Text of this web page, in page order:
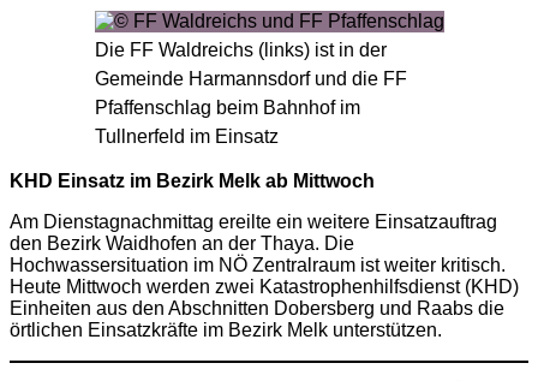
Die FF Waldreichs (links) ist in der
Gemeinde Harmannsdorf und die FF
Pfaffenschlag beim Bahnhof im
Tullnerfeld im Einsatz
KHD Einsatz im Bezirk Melk ab Mittwoch
Am Dienstagnachmittag ereilte ein weitere Einsatzauftrag
den Bezirk Waidhofen an der Thaya. Die
Hochwassersituation im NÖ Zentralraum ist weiter kritisch.
Heute Mittwoch werden zwei Katastrophenhilfsdienst (KHD)
Einheiten aus den Abschnitten Dobersberg und Raabs die
örtlichen Einsatzkräfte im Bezirk Melk unterstützen.